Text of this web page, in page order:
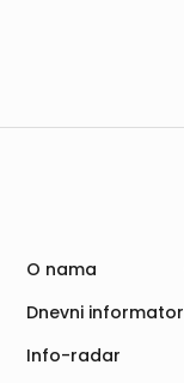
O nama
Dnevni informator
Info-radar